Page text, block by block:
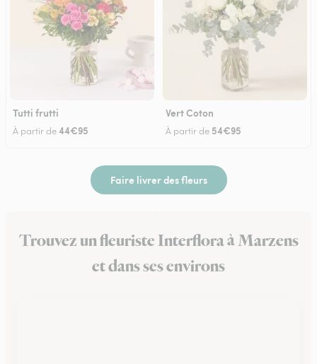
Tutti frutti
À partir de44€95
Vert Coton
À partir de 54€95
Faire livrer des fleurs
Trouvez un fleuriste Interflora à Marzens
et dans ses environs